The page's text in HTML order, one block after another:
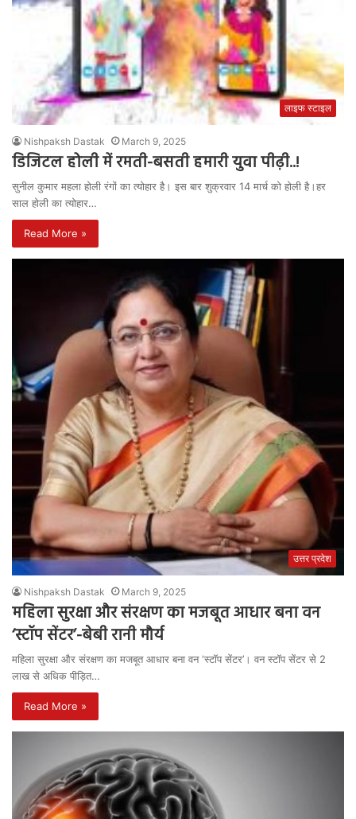
लाइफ स्टाइल
Nishpaksh Dastak March 9, 2025
डिजिटल होली में रमती-बसती हमारी युवा पीढ़ी..!
सुनील कुमार महला होली रंगों का त्योहार है। इस बार शुक्रवार 14 मार्च को होली है।हर
साल होली का त्योहार…
Read More »
उत्तर प्रदेश
Nishpaksh Dastak March 9, 2025
महिला सुरक्षा और संरक्षण का मजबूत आधार बना वन
‘स्टॉप सेंटर’-बेबी रानी मौर्य
महिला सुरक्षा और संरक्षण का मजबूत आधार बना वन ‘स्टॉप सेंटर’। वन स्टॉप सेंटर से 2
लाख से अधिक पीड़ित…
Read More »